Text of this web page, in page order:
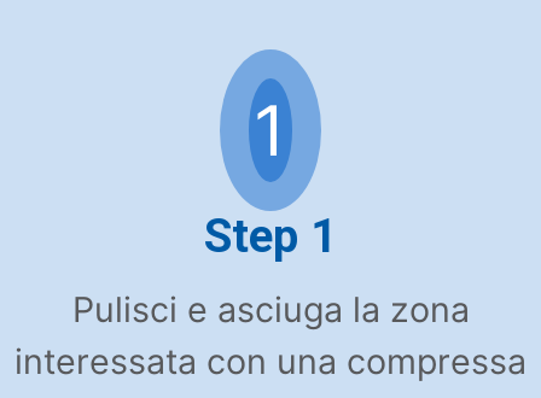
1
Step 1
Pulisci e asciuga la zona
interessata con una compressa